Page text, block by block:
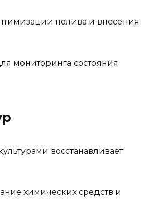
полива и внесения
мониторинга состояния
восстанавливает
химических средств и